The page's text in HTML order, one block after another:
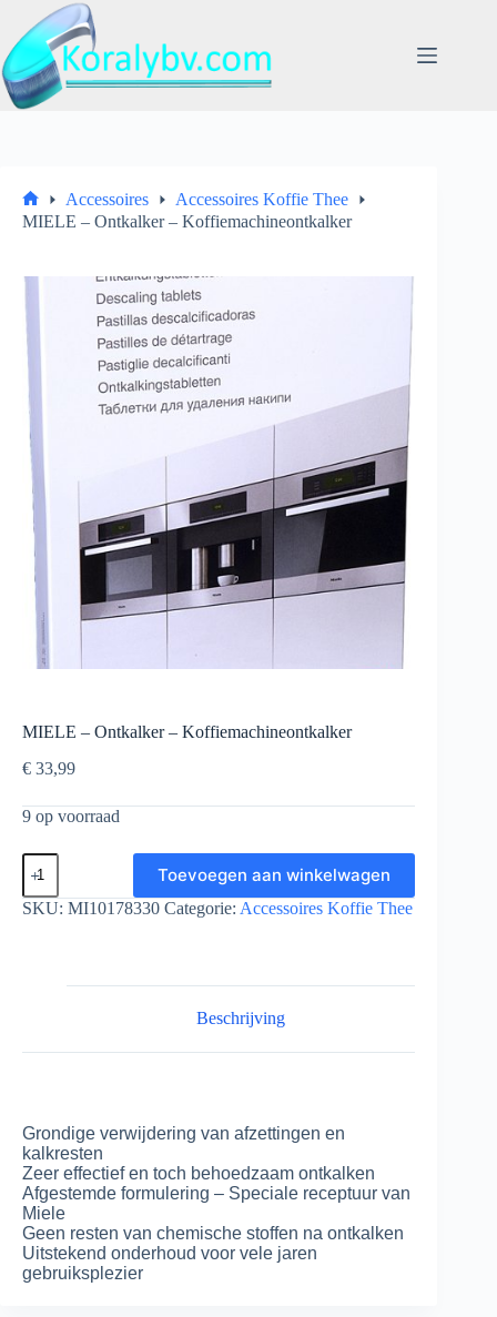
naar
de
inhoud
Home
Accessoires
Accessoires Koffie Thee
MIELE – Ontkalker – Koffiemachineontkalker
MIELE – Ontkalker – Koffiemachineontkalker
€ 33,99
9 op voorraad
MIELE
Ontkalker
-
Toevoegen aan winkelwagen
SKU: MI10178330 Categorie: Accessoires Koffie Thee
Beschrijving
Grondige verwijdering van afzettingen en
kalkresten
Zeer effectief en toch behoedzaam ontkalken
Afgestemde formulering – Speciale receptuur van
Miele
Geen resten van chemische stoffen na ontkalken
Uitstekend onderhoud voor vele jaren
gebruiksplezier